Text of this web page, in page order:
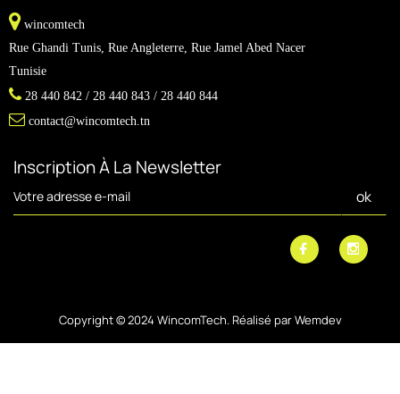
wincomtech
Rue Ghandi Tunis, Rue Angleterre, Rue Jamel Abed Nacer
Tunisie
28 440 842 / 28 440 843 / 28 440 844
contact@wincomtech.tn
Inscription À La Newsletter
Copyright © 2024 WincomTech. Réalisé parWemdev